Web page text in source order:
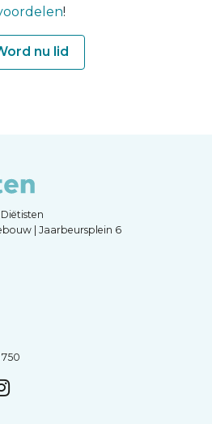
!
nu lid
| Jaarbeursplein 6